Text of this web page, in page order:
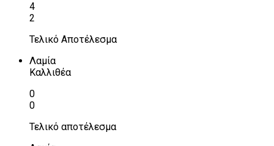
4
2
Τελικό Αποτέλεσμα
Λαμία
Καλλιθέα
0
0
Τελικό αποτέλεσμα